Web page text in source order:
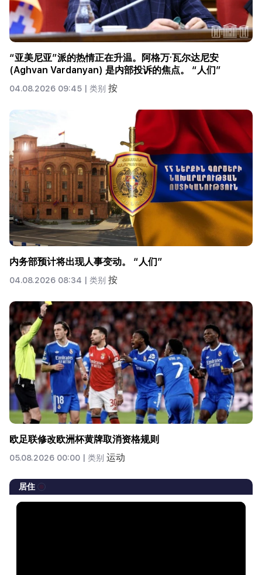
“亚美尼亚”派的热情正在升温。阿格万·瓦尔达尼安
(Aghvan Vardanyan) 是内部投诉的焦点。 “人们”
04.08.2026 09:45 | 类别 按
内务部预计将出现人事变动。 “人们”
04.08.2026 08:34 | 类别 按
欧足联修改欧洲杯黄牌取消资格规则
05.08.2026 00:00 | 类别 运动
居住